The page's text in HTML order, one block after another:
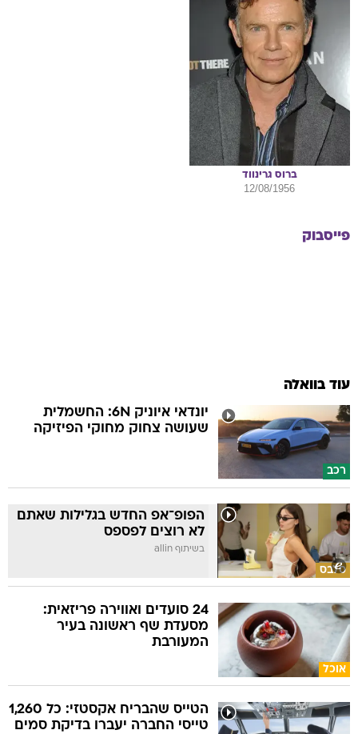
ברוס גרינווד
12/08/1956
פייסבוק
עוד בוואלה
רכב
יונדאי איוניק 6N: החשמלית
שעושה צחוק מחוקי הפיזיקה
סלבס
הפופ־אפ החדש בגלילות שאתם
לא רוצים לפספס
בשיתוף allin
אוכל
24 סועדים ואווירה פריזאית:
מסעדת שף ראשונה בעיר
המעורבת
הטייס שהבריח אקסטזי: כל 1,260
טייסי החברה יעברו בדיקת סמים